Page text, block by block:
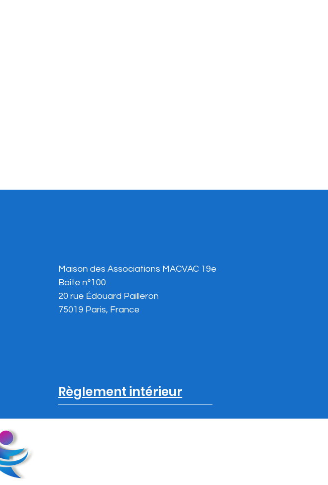
Maison des Associations MACVAC 19e
Boîte n°100
20 rue Édouard Pailleron
75019 Paris, France
Règlement intérieur